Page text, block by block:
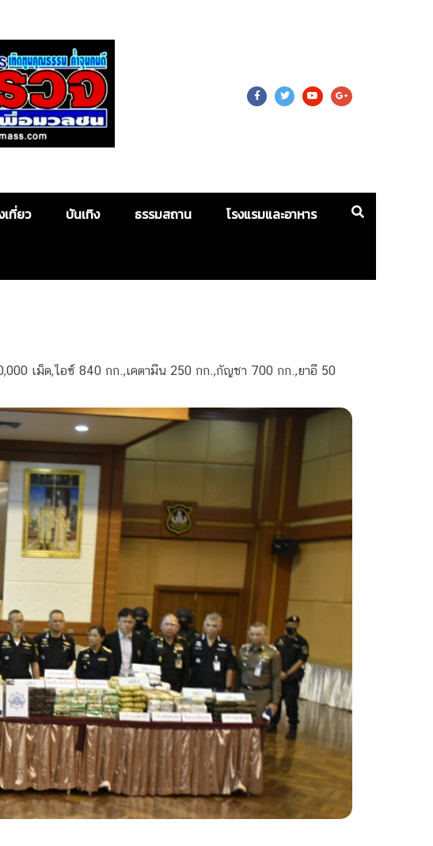
For Mass
เที่ยว บันเทิง ธรรมสถาน โรงแรมและอาหาร
เม็ด,ไอซ์ 840 กก.,เคตามีน 250 กก.,กัญชา 700 กก.,ยาอี 50